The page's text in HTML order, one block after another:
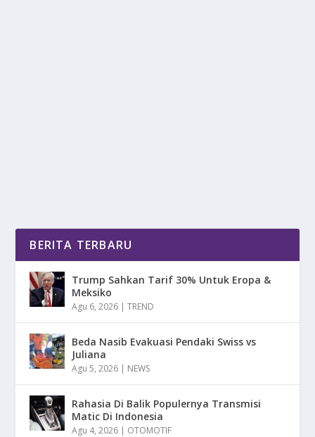
BERITA TERBARU
Trump Sahkan Tarif 30% Untuk Eropa &
Meksiko
Agu 6, 2026 |TREND
Beda Nasib Evakuasi Pendaki Swiss vs
Juliana
Agu 5, 2026 | NEWS
Rahasia Di Balik Populernya Transmisi
Matic Di Indonesia
Agu 4, 2026 | OTOMOTIF